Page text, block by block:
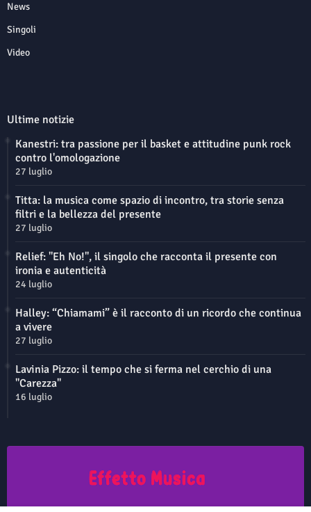
News
Singoli
Video
Ultime notizie
Kanestri: tra passione per il basket e attitudine punk rock
contro l'omologazione
27 luglio
Titta: la musica come spazio di incontro, tra storie senza
filtri e la bellezza del presente
27 luglio
Relief: "Eh No!", il singolo che racconta il presente con
ironia e autenticità
24 luglio
Halley: “Chiamami” è il racconto di un ricordo che continua
a vivere
27 luglio
Lavinia Pizzo: il tempo che si ferma nel cerchio di una
"Carezza"
16 luglio